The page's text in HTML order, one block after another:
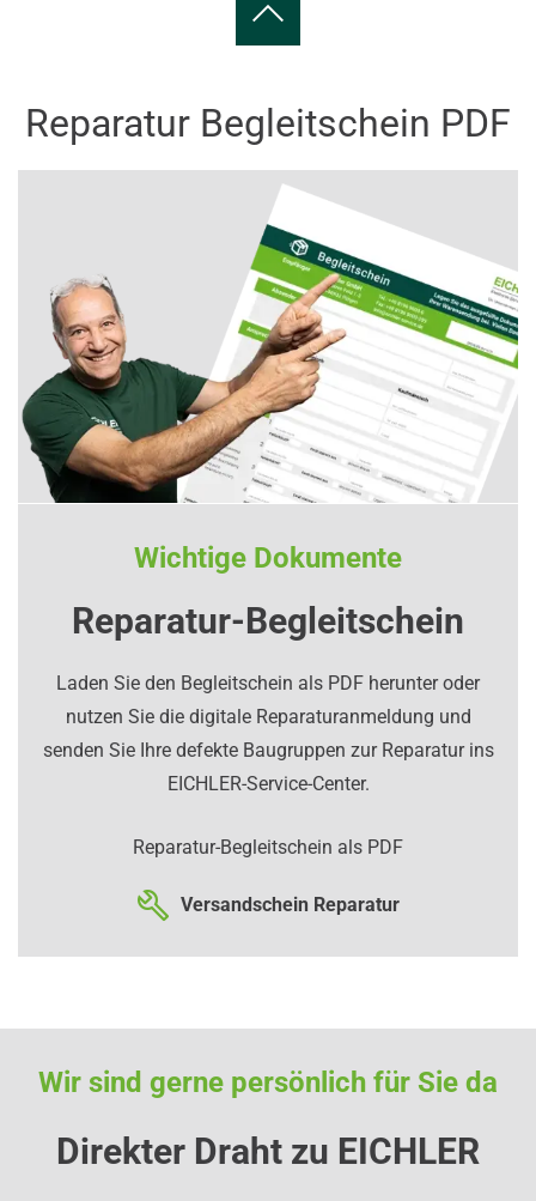
Reparatur Begleitschein PDF
Wichtige Dokumente
Reparatur-Begleitschein
Laden Sie den Begleitschein als PDF herunter oder
nutzen Sie die digitale Reparaturanmeldung und
senden Sie Ihre defekte Baugruppen zur Reparatur ins
EICHLER-Service-Center.
Reparatur-Begleitschein als PDF
Versandschein Reparatur
Wir sind gerne persönlich für Sie da
Direkter Draht zu EICHLER